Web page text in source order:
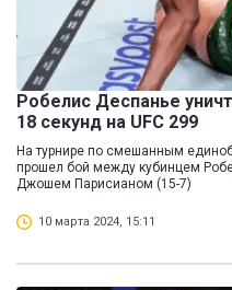
Робелис Деспанье
18 секунд на UFC 299
На турнире по смешанным
прошел бой между кубинцем
Джошем Парисианом (15-7)
10 марта 2024, 15:11